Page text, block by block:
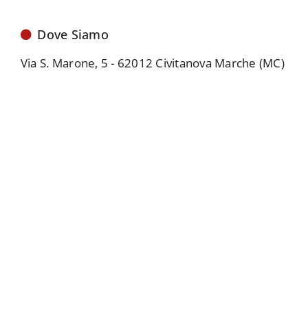
Dove Siamo
Via S. Marone, 5 - 62012 Civitanova Marche (MC)